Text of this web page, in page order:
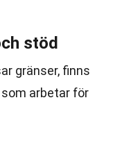
stöd
gränser, finns
arbetar för